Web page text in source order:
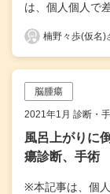
は、個人個人で
楠野々歩(仮名)
脳腫瘍
2021年1月 診断・
風呂上がりに
瘍診断、手術
※本記事は、個